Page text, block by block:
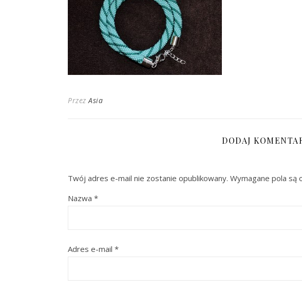
PrzezAsia
DODAJ
Twój adres e-mail nie zostanie opublikowany. Wymagane pola są
Nazwa *
Adres e-mail *